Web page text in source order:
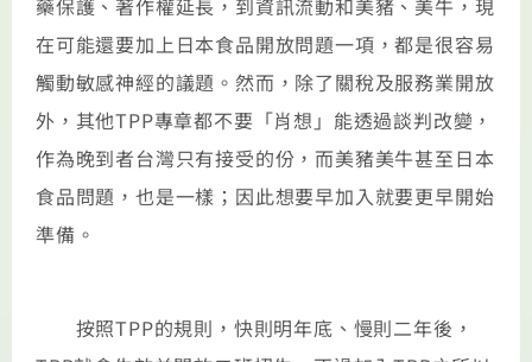
藥保護、著作權延長，到資訊流動和美豬、美牛，現
在可能還要加上日本食品開放問題一項，都是很容易
觸動敏感神經的議題。然而，除了關稅及服務業開放
外，其他TPP專章都不要「肖想」能透過談判改變，
作為晚到者台灣只有接受的份，而美豬美牛甚至日本
食品問題，也是一樣；因此想要早加入就要更早開始
準備。
按照TPP的規則，快則明年底、慢則二年後，